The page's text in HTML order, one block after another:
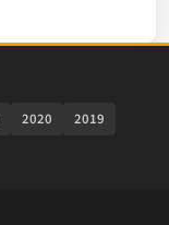
2020
2019